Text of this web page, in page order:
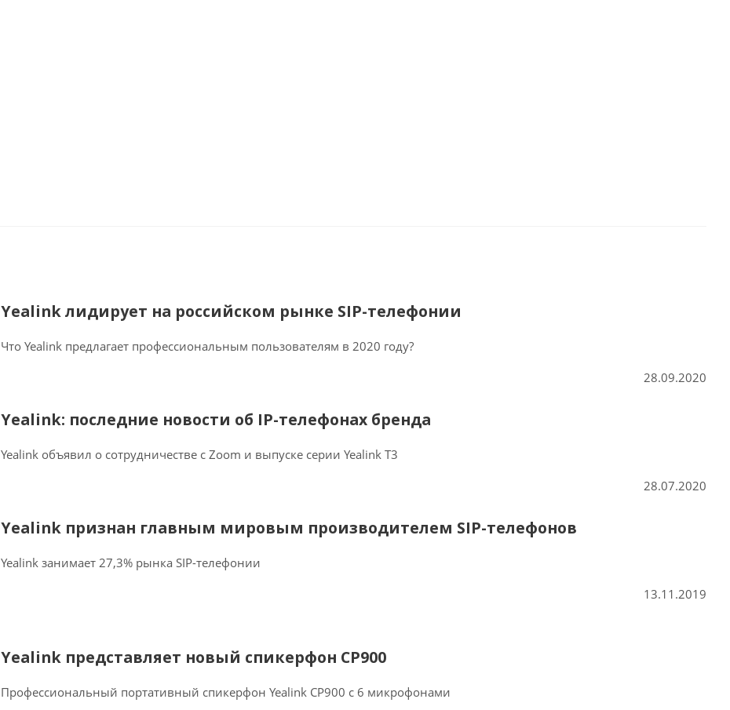
Yealink лидирует на российском рынке SIP-телефонии
Что Yealink предлагает профессиональным пользователям в 2020 году?
28.09.2020
Yealink: последние новости об IP-телефонах бренда
Yealink объявил о сотрудничестве с Zoom и выпуске серии Yealink T3
28.07.2020
Yealink признан главным мировым производителем SIP-телефонов
Yealink занимает 27,3% рынка SIP-телефонии
13.11.2019
Yealink представляет новый спикерфон CP900
Профессиональный портативный спикерфон Yealink CP900 с 6 микрофонами